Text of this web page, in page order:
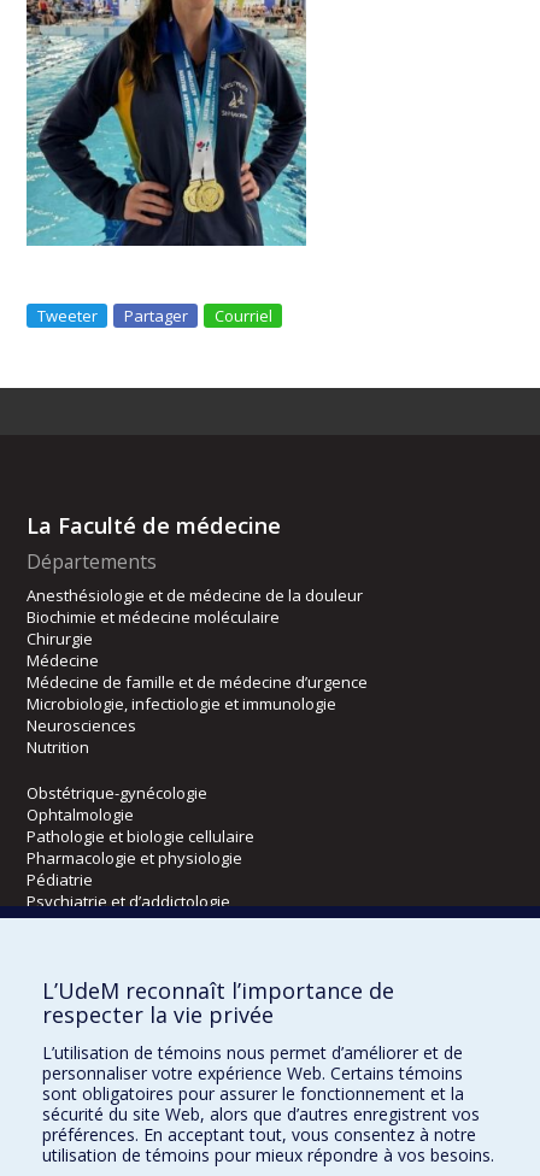
Tweeter Partager Courriel
La Faculté de médecine
Départements
Anesthésiologie et de médecine de la douleur
Biochimie et médecine moléculaire
Chirurgie
Médecine
Médecine de famille et de médecine d’urgence
Microbiologie, infectiologie et immunologie
Neurosciences
Nutrition
Obstétrique-gynécologie
Ophtalmologie
Pathologie et biologie cellulaire
Pharmacologie et physiologie
Pédiatrie
Psychiatrie et d’addictologie
Radiologie, radio-oncologie et médecine nucléaire
Écoles
Orthophonie et audiologie
Réadaptation
Directions
L’UdeM reconnaît l’importance de
respecter la vie privée
L’utilisation de témoins nous permet d’améliorer et de
personnaliser votre expérience Web. Certains témoins
sont obligatoires pour assurer le fonctionnement et la
sécurité du site Web, alors que d’autres enregistrent vos
préférences. En acceptant tout, vous consentez à notre
utilisation de témoins pour mieux répondre à vos besoins.